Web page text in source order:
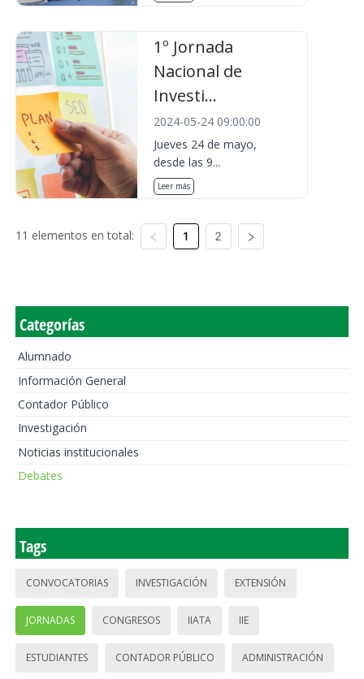
1º Jornada
Nacional de
Investi...
2024-05-24 09:00:00
Jueves 24 de mayo,
desde las 9...
Leer más
11 elementos en total: 1 2
Categorías
Alumnado
Información General
Contador Público
Investigación
Noticias institucionales
Debates
Tags
CONVOCATORIAS INVESTIGACIÓN EXTENSIÓN
JORNADAS CONGRESOS IIATA IIE
ESTUDIANTES CONTADOR PÚBLICO ADMINISTRACIÓN